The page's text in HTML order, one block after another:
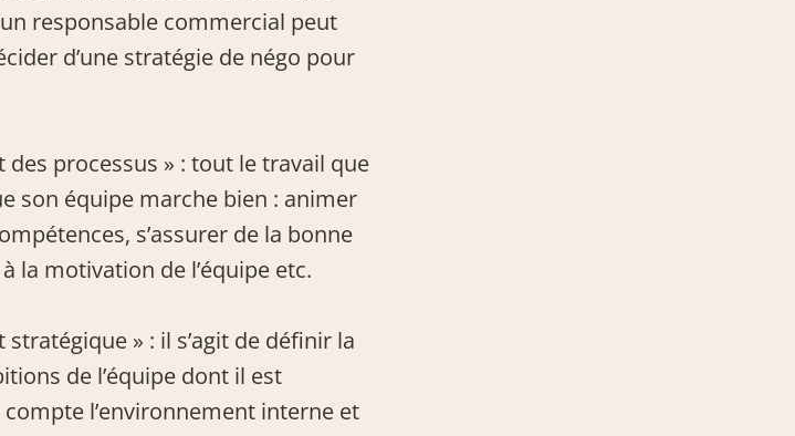
responsable commercial peut
d’une stratégie de négo pour
processus » : tout le travail que
son équipe marche bien : animer
s’assurer de la bonne
la motivation de l’équipe etc.
» : il s’agit de définir la
de l’équipe dont il est
l’environnement interne et